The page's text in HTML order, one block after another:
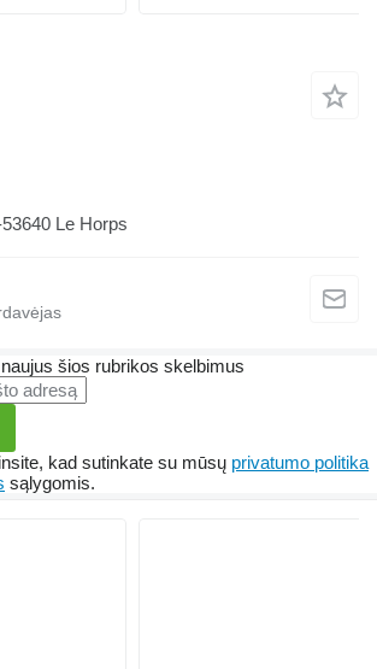
Le Horps
šios rubrikos skelbimus
kad sutinkate su mūsų privatumo politika
sąlygomis.